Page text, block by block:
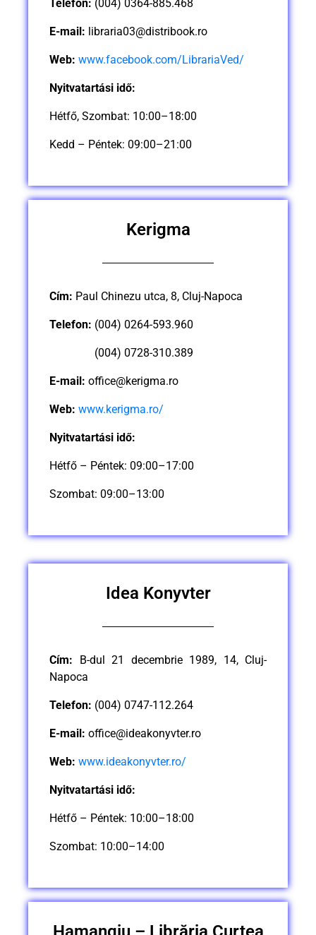
Telefon: (004) 0364-885.468
E-mail: libraria03@distribook.ro
Web: www.facebook.com/LibrariaVed/
Nyitvatartási idő:
Hétfő, Szombat: 10:00–18:00
Kedd – Péntek: 09:00–21:00
Kerigma
Cím: Paul Chinezu utca, 8, Cluj-Napoca
Telefon: (004) 0264-593.960
(004) 0728-310.389
E-mail: office@kerigma.ro
Web: www.kerigma.ro/
Nyitvatartási idő:
Hétfő – Péntek: 09:00–17:00
Szombat: 09:00–13:00
Idea Konyvter
Cím: B-dul 21 decembrie 1989, 14, Cluj-
Napoca
Telefon: (004) 0747-112.264
E-mail: office@ideakonyvter.ro
Web: www.ideakonyvter.ro/
Nyitvatartási idő:
Hétfő – Péntek: 10:00–18:00
Szombat: 10:00–14:00